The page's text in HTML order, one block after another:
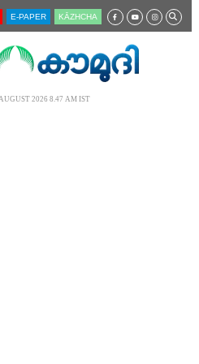
E-PAPER KĀZHCHA
2026 8.47 AM IST